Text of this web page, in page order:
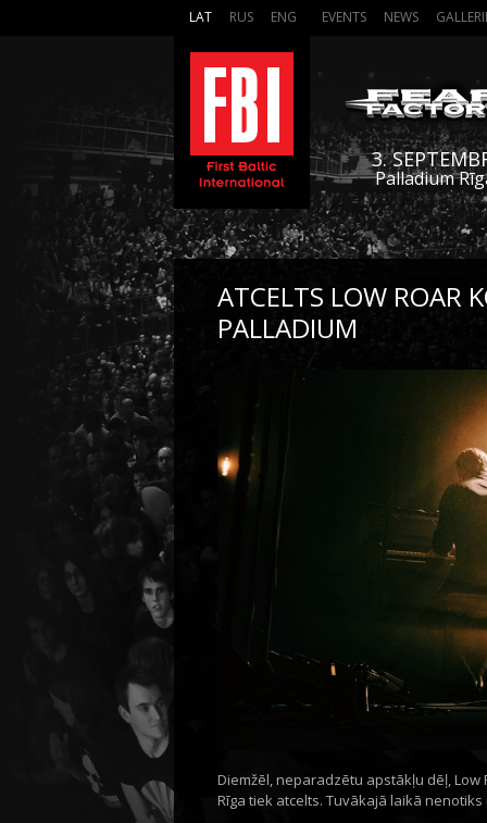
LAT RUS ENG EVENTS NEWS
3.
Palladium
ATCELTS LOW ROAR
PALLADIUM
Diemžēl, neparadzētu apstākļu dēļ,
Rīga tiek atcelts. Tuvākajā laikā